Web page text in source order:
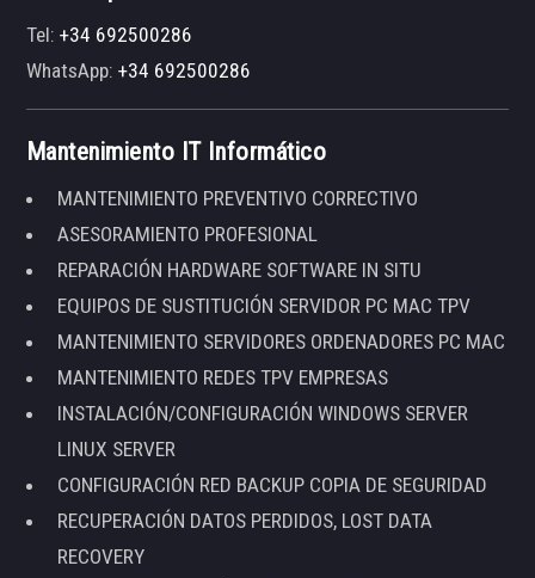
Tel:+34 692500286
WhatsApp:+34 692500286
Mantenimiento IT Informático
MANTENIMIENTO PREVENTIVO CORRECTIVO
ASESORAMIENTO PROFESIONAL
REPARACIÓN HARDWARE SOFTWARE IN SITU
EQUIPOS DE SUSTITUCIÓN SERVIDOR PC MAC TPV
MANTENIMIENTO SERVIDORES ORDENADORES PC MAC
MANTENIMIENTO REDES TPV EMPRESAS
INSTALACIÓN/CONFIGURACIÓN WINDOWS SERVER
LINUX SERVER
CONFIGURACIÓN RED BACKUP COPIA DE SEGURIDAD
RECUPERACIÓN DATOS PERDIDOS, LOST DATA
RECOVERY